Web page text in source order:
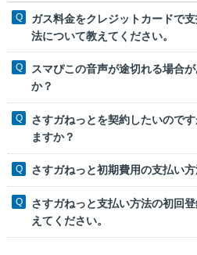
ガス料金をクレジットカードで
法について教えてください。
スマぴこの音声が途切れる場合
か？
さすガねっとを契約したいので
ますか？
さすガねっと初期費用の支払い方
さすガねっと支払い方法の初回
えてください。